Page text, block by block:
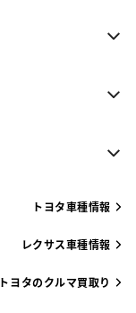
トヨタ車種情報
レクサス車種情報
トヨタのクルマ買取り